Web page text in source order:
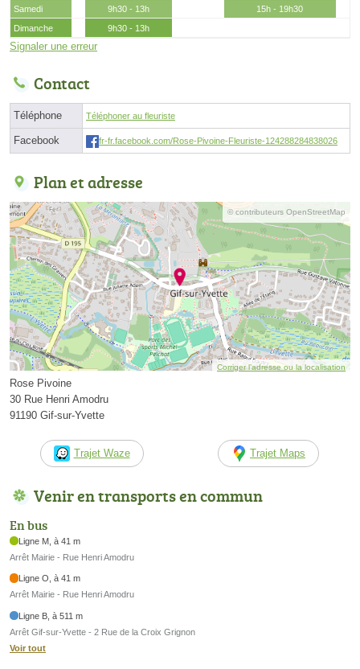
Samedi
9h30 - 13h
15h - 19h30
Dimanche
9h30 - 13h
Signaler une erreur
Contact
Téléphone Téléphoner au fleuriste
Facebook fr-fr.facebook.com/Rose-Pivoine-Fleuriste-124288284838026
Plan et adresse
© contributeurs OpenStreetMap
Corriger l’adresse ou la localisation
Rose Pivoine
30 Rue Henri Amodru
91190 Gif-sur-Yvette
Trajet Waze Trajet Maps
Venir en transports en commun
En bus
Ligne M, à 41 m
Arrêt Mairie - Rue Henri Amodru
Ligne O, à 41 m
Arrêt Mairie - Rue Henri Amodru
Ligne B, à 511 m
Arrêt Gif-sur-Yvette - 2 Rue de la Croix Grignon
Voir tout